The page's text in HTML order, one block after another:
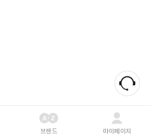
브랜드 마이페이지